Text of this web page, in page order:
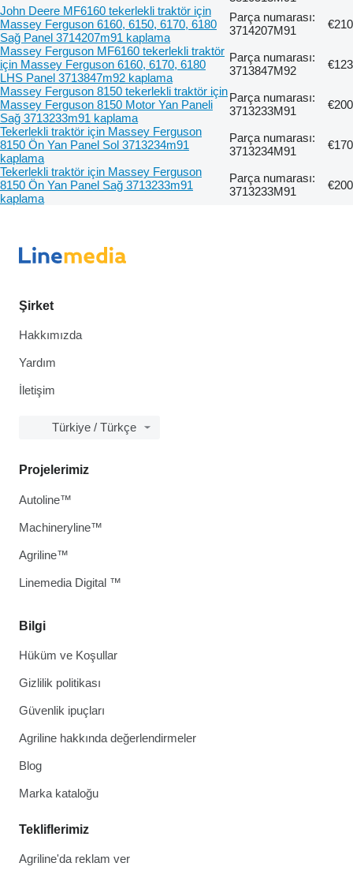
John Deere MF6160 tekerlekli traktör için
Massey Ferguson 6160, 6150, 6170, 6180
Sağ Panel 3714207m91 kaplama
Parça numarası:
3714207M91
€210
Massey Ferguson MF6160 tekerlekli traktör
için Massey Ferguson 6160, 6170, 6180
LHS Panel 3713847m92 kaplama
Parça numarası:
3713847M92
€123
Massey Ferguson 8150 tekerlekli traktör için
Massey Ferguson 8150 Motor Yan Paneli
Sağ 3713233m91 kaplama
Parça numarası:
3713233M91
€200
Tekerlekli traktör için Massey Ferguson
8150 Ön Yan Panel Sol 3713234m91
kaplama
Parça numarası:
3713234M91
€170
Tekerlekli traktör için Massey Ferguson
8150 Ön Yan Panel Sağ 3713233m91
kaplama
Parça numarası:
3713233M91
€200
Şirket
Hakkımızda
Yardım
İletişim
Türkiye / Türkçe
Bilgi
Hüküm ve Koşullar
Gizlilik politikası
Güvenlik ipuçları
Agriline hakkında değerlendirmeler
Blog
Marka kataloğu
Tekliflerimiz
Agriline'da reklam ver
Projelerimiz
Autoline™
Machineryline™
Agriline™
Linemedia Digital ™